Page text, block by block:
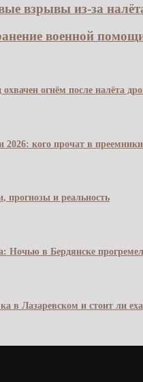
взрывы из-за
военной
огнём после налёта
2026: кого прочат в
прогнозы и реальность
Ночью в Бердянске
в Лазаревском и стоит ли